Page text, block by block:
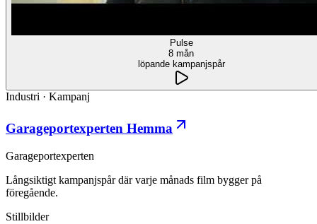
Pulse
8 mån
löpande kampanjspår
Industri · Kampanj
Garageportexperten Hemma
Garageportexperten
Långsiktigt kampanjspår där varje månads film bygger på
föregående.
Stillbilder